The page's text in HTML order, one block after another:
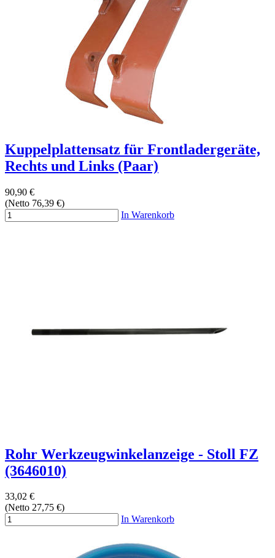
Kuppelplattensatz für Frontladergeräte,
Rechts und Links (Paar)
90,90 €
(Netto 76,39 €)
In Warenkorb
Rohr Werkzeugwinkelanzeige - Stoll FZ
(3646010)
33,02 €
(Netto 27,75 €)
In Warenkorb